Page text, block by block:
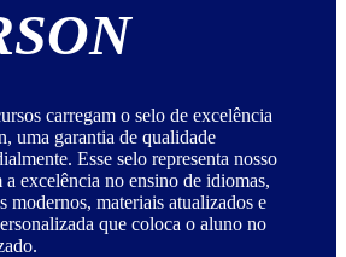
carregam o selo de excelência
uma garantia de qualidade
Esse selo representa nosso
excelência no ensino de idiomas,
modernos, materiais atualizados e
que coloca o aluno no